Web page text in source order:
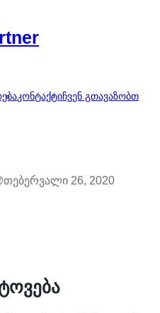
კონტაქტიჩვენ გთავაზობთ
თებერვალი 26, 2020